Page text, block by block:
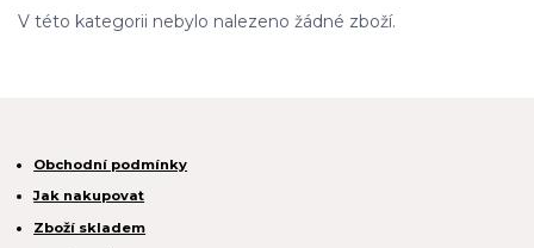
V této kategorii nebylo nalezeno žádné zboží.
Obchodní podmínky
Jak nakupovat
Zboží skladem